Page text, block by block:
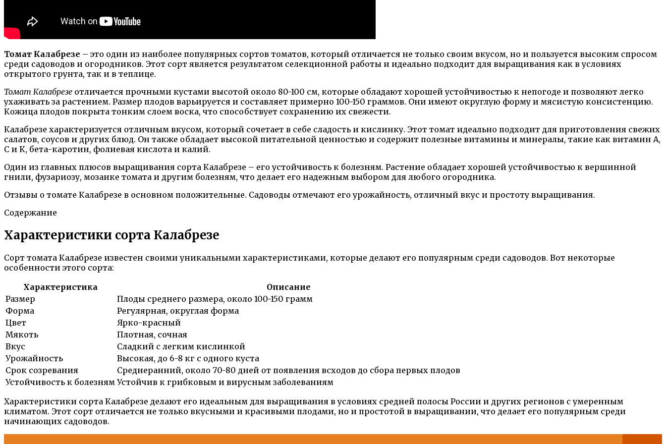
Томат Калабрезе – это один из наиболее популярных сортов томатов, который отличается не только своим вкусом, но и пользуется высоким спросом
среди садоводов и огородников. Этот сорт является результатом селекционной работы и идеально подходит для выращивания как в условиях
открытого грунта, так и в теплице.
Томат Калабрезе отличается прочными кустами высотой около 80-100 см, которые обладают хорошей устойчивостью к непогоде и позволяют легко
ухаживать за растением. Размер плодов варьируется и составляет примерно 100-150 граммов. Они имеют округлую форму и мясистую консистенцию.
Кожица плодов покрыта тонким слоем воска, что способствует сохранению их свежести.
Калабрезе характеризуется отличным вкусом, который сочетает в себе сладость и кислинку. Этот томат идеально подходит для приготовления свежих
салатов, соусов и других блюд. Он также обладает высокой питательной ценностью и содержит полезные витамины и минералы, такие как витамин А,
С и К, бета-каротин, фолиевая кислота и калий.
Один из главных плюсов выращивания сорта Калабрезе – его устойчивость к болезням. Растение обладает хорошей устойчивостью к вершинной
гнили, фузариозу, мозаике томата и другим болезням, что делает его надежным выбором для любого огородника.
Отзывы о томате Калабрезе в основном положительные. Садоводы отмечают его урожайность, отличный вкус и простоту выращивания.
Содержание
Характеристики сорта Калабрезе
Сорт томата Калабрезе известен своими уникальными характеристиками, которые делают его популярным среди садоводов. Вот некоторые
особенности этого сорта:
Характеристика
Описание
Размер
Плоды среднего размера, около 100-150 грамм
Форма
Регулярная, округлая форма
Цвет
Ярко-красный
Мякоть
Плотная, сочная
Вкус
Сладкий с легким кислинкой
Урожайность
Высокая, до 6-8 кг с одного куста
Срок созревания
Среднеранний, около 70-80 дней от появления всходов до сбора первых плодов
Устойчивость к болезням Устойчив к грибковым и вирусным заболеваниям
Характеристики сорта Калабрезе делают его идеальным для выращивания в условиях средней полосы России и других регионов с умеренным
климатом. Этот сорт отличается не только вкусными и красивыми плодами, но и простотой в выращивании, что делает его популярным среди
начинающих садоводов.